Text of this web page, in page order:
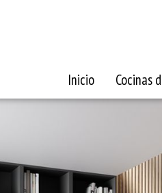
Inicio Cocinas